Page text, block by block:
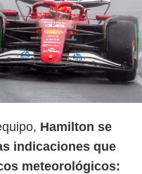
Hamilton se
indicaciones que
meteorológicos: